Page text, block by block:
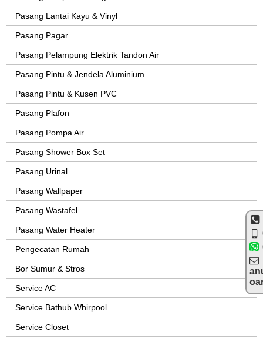
Pasang Lantai Kayu & Vinyl
Pasang Pagar
Pasang Pelampung Elektrik Tandon Air
Pasang Pintu & Jendela Aluminium
Pasang Pintu & Kusen PVC
Pasang Plafon
Pasang Pompa Air
Pasang Shower Box Set
Pasang Urinal
Pasang Wallpaper
Pasang Wastafel
Pasang Water Heater
Pengecatan Rumah
Bor Sumur & Stros
Service AC
Service Bathub Whirpool
Service Closet